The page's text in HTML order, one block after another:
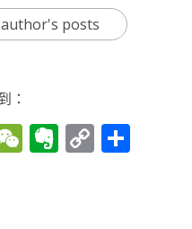
author's posts
：
WeChat
Evernote
Copy